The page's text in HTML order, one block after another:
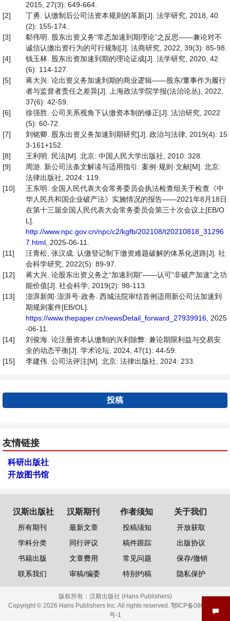
2015, 27(3): 649-664.
[2]
丁勇. 认缴制后公司法资本规则的革新[J]. 法学研究, 2018, 40
(2): 155-174.
[3]
郗伟明. 股东出资义务“常态加速到期理论”之反思——兼论对不
诚信认缴出资行为的可行规制[J]. 法商研究, 2022, 39(3): 85-98.
[4]
钱玉林. 股东出资加速到期的理论证成[J]. 法学研究, 2020, 42
(6): 114-127.
[5]
蒋大兴. 论出资义务加速到期的商业逻辑——股东/董事作为履行
者与监督者责任之差异[J]. 上海政法学院学报(法治论丛), 2022,
37(6): 42-59.
[6]
徐强胜. 公司关系视角下认缴资本制的修正[J]. 法治研究, 2022
(5): 60-72.
[7]
刘铭卿. 股东出资义务加速到期研究[J]. 政治与法律, 2019(4): 15
3-161+152.
[8]
王利明. 民法[M]. 北京: 中国人民大学出版社, 2010: 328.
[9]
周游. 新公司法条文解读与适用指引: 案例·规则·文献[M]. 北京:
法律出版社, 2024: 119.
[10]
王东明. 全国人民代表大会常务委员会执法检查组关于检查《中
华人民共和国企业破产法》实施情况的报告——2021年8月18日
在第十三届全国人民代表大会常务委员会第三十次会议上[EB/O
L].
http://www.npc.gov.cn/npc/c2/kgfb/202108/t20210818_31296
7.html , 2025-06-11.
[11]
汪青松, 张汉成. 认缴登记制下缴资难题破解的体系化进路[J]. 社
会科学研究, 2022(5): 89-97.
[12]
蒋大兴. 论股东出资义务之“加速到期”——认可“非破产加速”之功
能价值[J]. 社会科学, 2019(2): 98-113.
[13]
澎湃新闻·澎湃号·政务. 西城法院审结首例适用新公司法加速到
期规则案件[EB/OL].
https://www.thepaper.cn/newsDetail_forward_27939916 , 2025
-06-11.
[14]
刘俊海. 论注册资本认缴制的兴利除弊: 兼论期限利益与交易安
全的动态平衡[J]. 学术论坛, 2024, 47(1): 44-59.
[15]
李建伟. 公司法评注[M]. 北京: 法律出版社, 2024: 233.
投稿
友情链接
科研出版社
开放图书馆
汉斯出版社
所有期刊
学科分类
书籍出版
联系我们
汉斯期刊
最新文章
同行评议
文章费用
审稿/编委
作者须知
投稿须知
稿件跟踪
常见问题
特别约稿
关于我们
开放获取
出版协议
保存/撤销
隐私保护
版权所有： 汉斯出版社 (Hans Publishers)
Copyright © 2026 Hans Publishers Inc. All rights reserved. 鄂ICP备08006613
号-1